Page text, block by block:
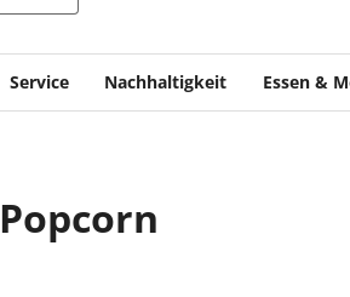
Service Nachhaltigkeit Essen &
Popcorn